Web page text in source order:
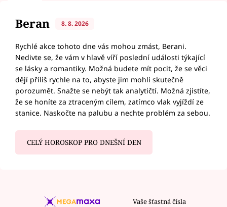
Beran 8. 8. 2026
Rychlé akce tohoto dne vás mohou zmást, Berani.
Nedivte se, že vám v hlavě víří poslední události týkající
se lásky a romantiky. Možná budete mít pocit, že se věci
dějí příliš rychle na to, abyste jim mohli skutečně
porozumět. Snažte se nebýt tak analytičtí. Možná zjistíte,
že se honíte za ztraceným cílem, zatímco vlak vyjíždí ze
stanice. Naskočte na palubu a nechte problém za sebou.
CELÝ HOROSKOP PRO DNEŠNÍ DEN
Vaše šťastná čísla